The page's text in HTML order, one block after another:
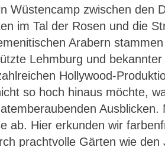
Wüstencamp zwischen den
im Tal der Rosen und die
Arabern
Lehmburg und
Hollywood-
so hoch hinaus möchte,
Ausblicken.
ab. Hier erkunden wir
prachtvolle Gärten wie den